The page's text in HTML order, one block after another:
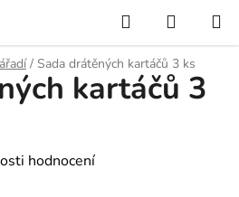
Hledat
KOŠÍK
/ Sada drátěných kartáčů 3 ks
kartáčů 3
hodnocení